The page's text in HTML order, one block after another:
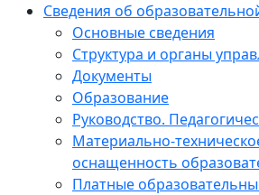
Сведения об
Основные сведения
Структура и органы
Документы
Образование
Руководство.
Материально-
оснащенность
Платные